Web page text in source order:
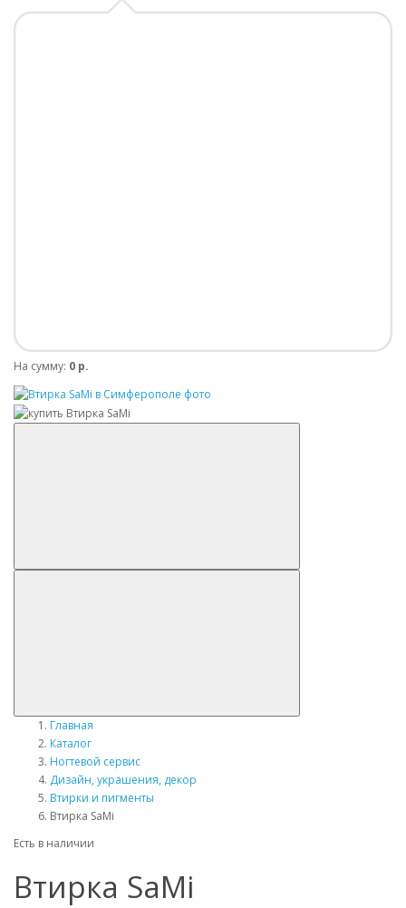
На сумму: 0 р.
Главная
Каталог
Ногтевой сервис
Дизайн, украшения, декор
Втирки и пигменты
Втирка SaMi
Есть в наличии
Втирка SaMi